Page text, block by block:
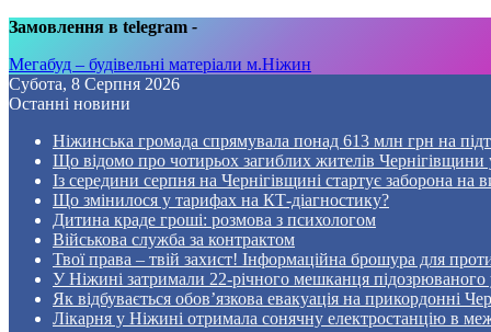
Замовлення в telegram -
Мегабуд – будівельні матеріали м.Ніжин
Субота, 8 Серпня 2026
Останні новини
Ніжинська громада спрямувала понад 613 млн грн на
Що відомо про чотирьох загиблих жителів Чернігівщини
Із середини серпня на Чернігівщині стартує заборона на
Що змінилося у тарифах на КТ-діагностику?
Дитина краде гроші: розмова з психологом
Військова служба за контрактом
Твої права – твій захист! Інформаційна брошура для
У Ніжині затримали 22-річного мешканця підозрюваного
Як відбувається обов’язкова евакуація на прикордонні
Лікарня у Ніжині отримала сонячну електростанцію в